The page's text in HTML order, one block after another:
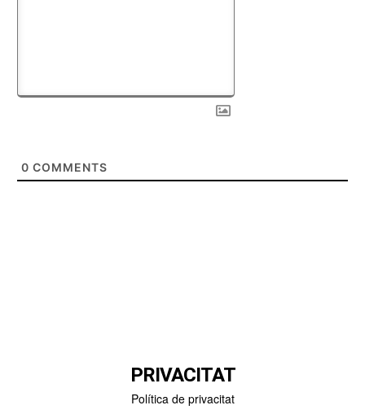
0 COMMENTS
PRIVACITAT
Política de privacitat